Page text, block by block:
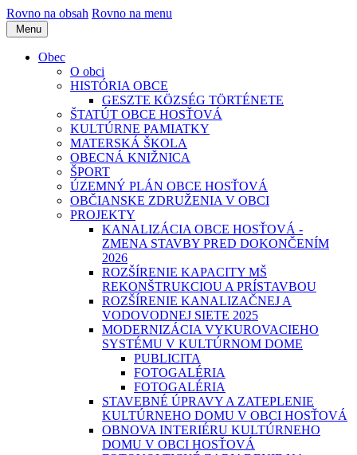
Rovno na obsah Rovno na menu
Menu
Obec
O obci
HISTÓRIA OBCE
GESZTE KÖZSÉG TÖRTÉNETE
ŠTATÚT OBCE HOSŤOVÁ
KULTÚRNE PAMIATKY
MATERSKÁ ŠKOLA
OBECNÁ KNIŽNICA
ŠPORT
ÚZEMNÝ PLÁN OBCE HOSŤOVÁ
OBČIANSKE ZDRUŽENIA V OBCI
PROJEKTY
KANALIZÁCIA OBCE HOSŤOVÁ -
ZMENA STAVBY PRED DOKONČENÍM
2026
ROZŠÍRENIE KAPACITY MŠ
REKONŠTRUKCIOU A PRÍSTAVBOU
ROZŠÍRENIE KANALIZAČNEJ A
VODOVODNEJ SIETE 2025
MODERNIZÁCIA VYKUROVACIEHO
SYSTÉMU V KULTÚRNOM DOME
PUBLICITA
FOTOGALÉRIA
FOTOGALÉRIA
STAVEBNÉ ÚPRAVY A ZATEPLENIE
KULTÚRNEHO DOMU V OBCI HOSŤOVÁ
OBNOVA INTERIÉRU KULTÚRNEHO
DOMU V OBCI HOSŤOVÁ